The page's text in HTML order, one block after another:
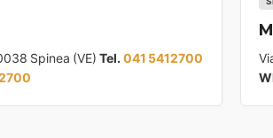
Spinea (VE)Tel. 041 5412700